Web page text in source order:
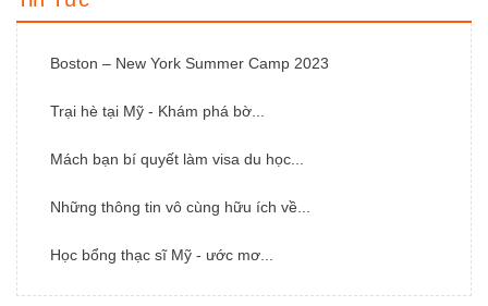
Boston – New York Summer Camp 2023
Trại hè tại Mỹ - Khám phá bờ...
Mách bạn bí quyết làm visa du học...
Những thông tin vô cùng hữu ích về...
Học bổng thạc sĩ Mỹ - ước mơ...